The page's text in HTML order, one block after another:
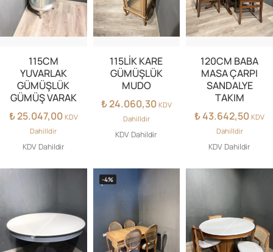
115CM
YUVARLAK
GÜMÜŞLÜK
GÜMÜŞ VARAK
₺25.047,00 KDV
Dahilldir
KDV Dahildir
115LİK KARE
GÜMÜŞLÜK
MUDO
₺24.060,30 KDV
Dahilldir
KDV Dahildir
120CM BABA
MASA ÇARPI
SANDALYE
TAKIM
₺43.642,50 KDV
Dahilldir
KDV Dahildir
-4%